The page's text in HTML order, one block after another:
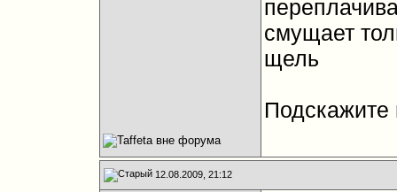
смущает
щель
Подскажите
12.08.2009, 21:12